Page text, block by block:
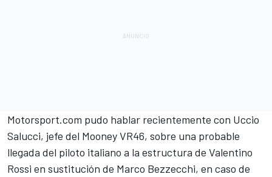
Motorsport.com pudo hablar recientemente con Uccio
Salucci, jefe del Mooney VR46, sobre una probable
llegada del piloto italiano a la estructura de Valentino
Rossi en sustitución de Marco Bezzecchi, en caso de